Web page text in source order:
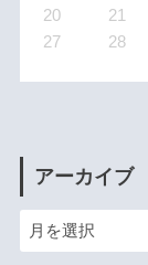
20
21
27
28
アーカイブ